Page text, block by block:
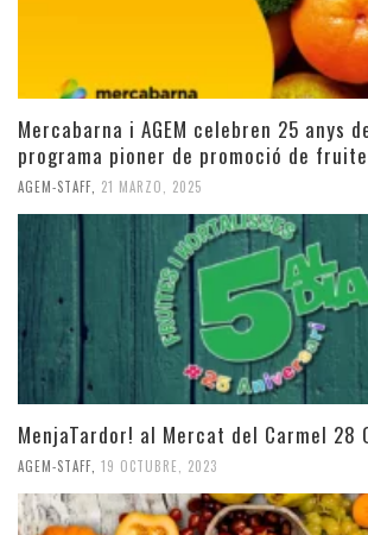
Mercabarna i AGEM celebren 25 anys
programa pioner de promoció de
AGEM-STAFF 21 MARZO, 2025
MenjaTardor! al Mercat del Carmel 28
AGEM-STAFF 19 OCTUBRE, 2023